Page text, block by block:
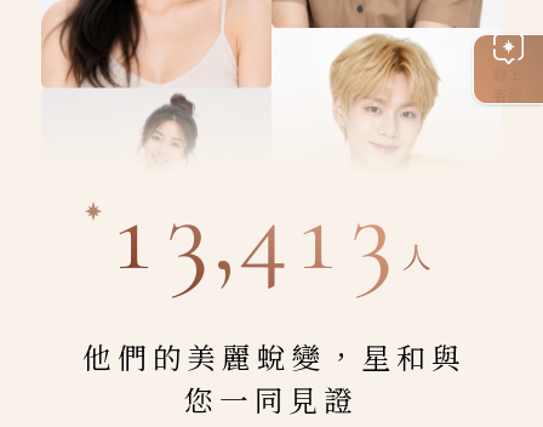
客服
13,413 人
他們的美麗蛻變，星和與
您一同見證